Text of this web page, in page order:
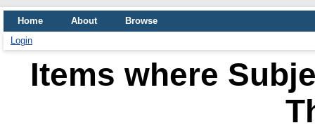
Home About
Browse
Login
Items where